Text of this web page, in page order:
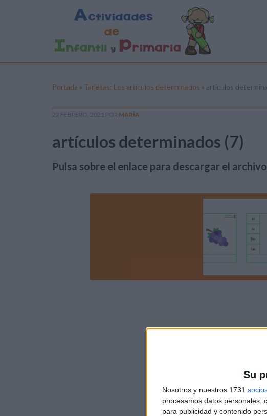
Su
Nosotros y nuestros 1731
procesamos datos personales,
para publicidad y contenido
Portada » Tarjetas: Los artículos determinados » artículos
22 FEBRERO, 2021 POR MARÍA
artículos determinados (7)
Pulsa sobre el enlace para descargar el